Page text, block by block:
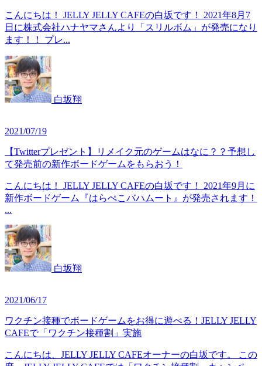
こんにちは！ JELLY JELLY CAFEの白坂です！ 2021年8月7
日に株式会社ハナヤマさんより「スリルボム」が発売になり
ます！！ プレ...
白坂翔
2021/07/19
【Twitterプレゼント】リメイク元のゲームはなに？？予想し
て発売前の新作ボードゲームをもらおう！
こんにちは！ JELLY JELLY CAFEの白坂です！ 2021年9月に
新作ボードゲーム『はらぺこバハムート』が発売されます！
...
白坂翔
2021/06/17
ワクチン接種でボードゲームをお得に遊べる！JELLY JELLY
CAFEで「ワクチン接種割」実施
こんにちは、JELLY JELLY CAFEオーナーの白坂です。 この